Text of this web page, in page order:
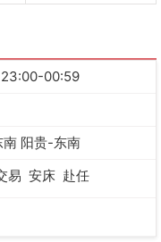
23:00-00:59
阳贵-东南
易 安床 赴任